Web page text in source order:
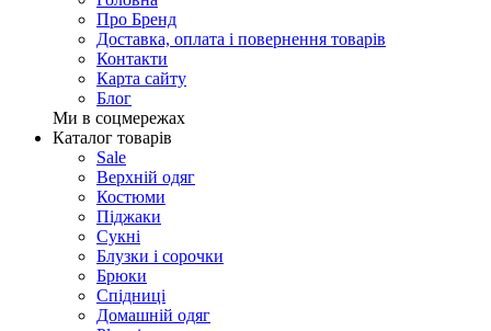
Про Бренд
Доставка, оплата і повернення товарів
Контакти
Карта сайту
Блог
Ми в соцмережах
Каталог товарів
Sale
Верхній одяг
Костюми
Піджаки
Сукні
Блузки і сорочки
Брюки
Спідниці
Домашній одяг